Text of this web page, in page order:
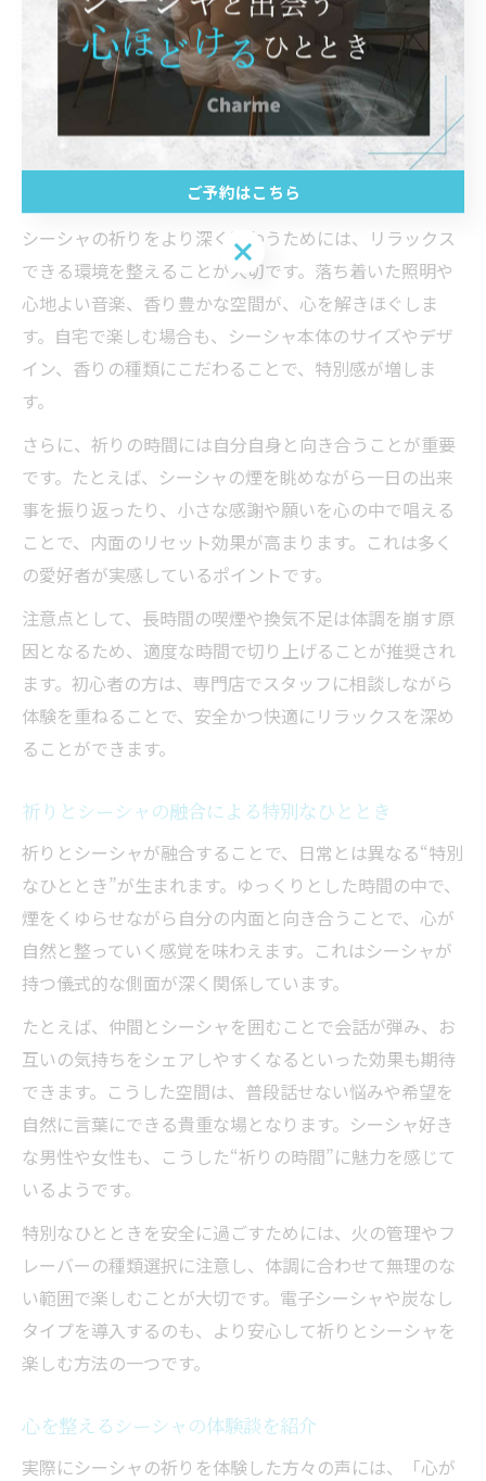
十分注意が必要です。炭なしタイプや電子シーシャを選
ぶことで、より安全に体験することもできます。癒やし
の時間を安心して過ごせるよう、環境づくりにも配慮し
ましょう。
シーシャの祈りでリラックスを深める方法
シーシャの祈りをより深く味わうためには、リラックス
できる環境を整えることが大切です。落ち着いた照明や
心地よい音楽、香り豊かな空間が、心を解きほぐしま
す。自宅で楽しむ場合も、シーシャ本体のサイズやデザ
イン、香りの種類にこだわることで、特別感が増しま
す。
さらに、祈りの時間には自分自身と向き合うことが重要
です。たとえば、シーシャの煙を眺めながら一日の出来
事を振り返ったり、小さな感謝や願いを心の中で唱える
ことで、内面のリセット効果が高まります。これは多く
の愛好者が実感しているポイントです。
注意点として、長時間の喫煙や換気不足は体調を崩す原
因となるため、適度な時間で切り上げることが推奨され
ます。初心者の方は、専門店でスタッフに相談しながら
体験を重ねることで、安全かつ快適にリラックスを深め
ることができます。
祈りとシーシャの融合による特別なひととき
祈りとシーシャが融合することで、日常とは異なる“特別
なひととき”が生まれます。ゆっくりとした時間の中で、
煙をくゆらせながら自分の内面と向き合うことで、心が
自然と整っていく感覚を味わえます。これはシーシャが
持つ儀式的な側面が深く関係しています。
たとえば、仲間とシーシャを囲むことで会話が弾み、お
互いの気持ちをシェアしやすくなるといった効果も期待
できます。こうした空間は、普段話せない悩みや希望を
自然に言葉にできる貴重な場となります。シーシャ好き
な男性や女性も、こうした“祈りの時間”に魅力を感じて
いるようです。
特別なひとときを安全に過ごすためには、火の管理やフ
レーバーの種類選択に注意し、体調に合わせて無理のな
い範囲で楽しむことが大切です。電子シーシャや炭なし
タイプを導入するのも、より安心して祈りとシーシャを
楽しむ方法の一つです。
心を整えるシーシャの体験談を紹介
実際にシーシャの祈りを体験した方々の声には、「心が
ご予約はこちら
ご予約はこちら